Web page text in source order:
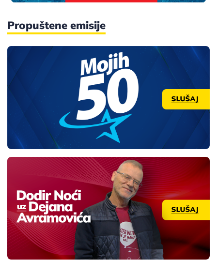
Propuštene emisije